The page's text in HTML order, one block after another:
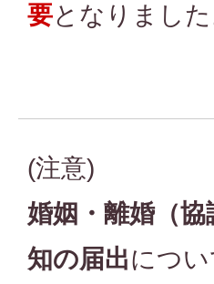
要となりました
(注意)
婚姻・離婚（
知の届出につい